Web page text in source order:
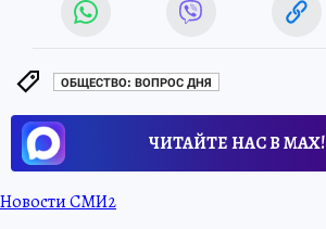
ОБЩЕСТВО: ВОПРОС ДНЯ
ЧИТАЙТЕ НАС В МАХ!
Новости СМИ2